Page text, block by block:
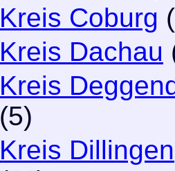
Kreis Coburg
Kreis Dachau
Kreis
(5)
Kreis Dillingen